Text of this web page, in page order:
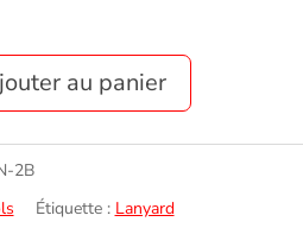
au panier
2B
Étiquette : Lanyard